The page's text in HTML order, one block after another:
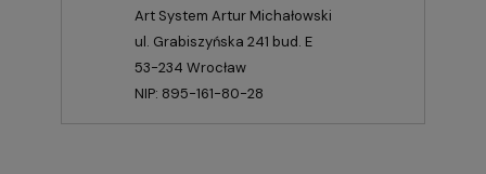
Art System Artur Michałowski
ul. Grabiszyńska 241 bud. E
53-234 Wrocław
NIP: 895-161-80-28